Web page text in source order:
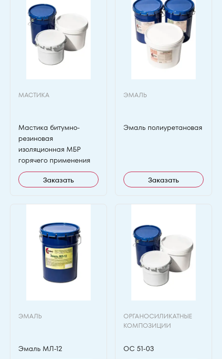
МАСТИКА
Мастика битумно-
резиновая
изоляционная МБР
горячего применения
Заказать
ЭМАЛЬ
Эмаль полиуретановая
Заказать
ЭМАЛЬ
Эмаль МЛ-12
ОРГАНОСИЛИКАТНЫЕ
КОМПОЗИЦИИ
ОС 51-03